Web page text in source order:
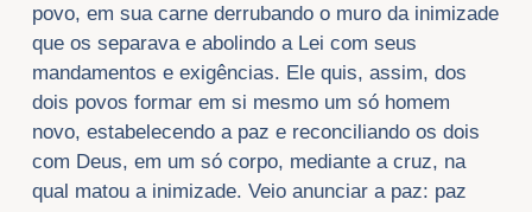
povo, em sua carne derrubando o muro da inimizade
que os separava e abolindo a Lei com seus
mandamentos e exigências. Ele quis, assim, dos
dois povos formar em si mesmo um só homem
novo, estabelecendo a paz e reconciliando os dois
com Deus, em um só corpo, mediante a cruz, na
qual matou a inimizade. Veio anunciar a paz: paz